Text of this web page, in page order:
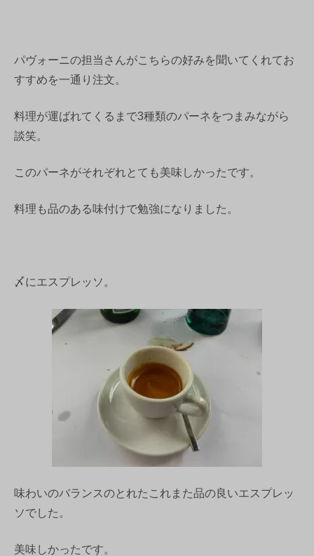
パヴォーニの担当さんがこちらの好みを聞いてくれてお
すすめを一通り注文。
料理が運ばれてくるまで3種類のパーネをつまみながら
談笑。
このパーネがそれぞれとても美味しかったです。
料理も品のある味付けで勉強になりました。
〆にエスプレッソ。
味わいのバランスのとれたこれまた品の良いエスプレッ
ソでした。
美味しかったです。